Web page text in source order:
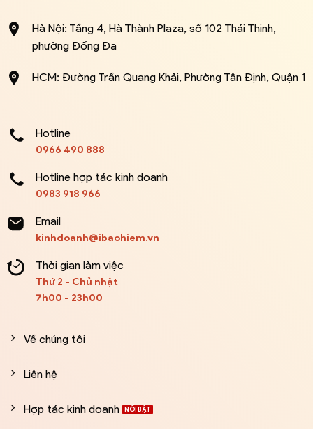
Hà Nội: Tầng 4, Hà Thành Plaza, số 102 Thái Thịnh,
phường Đống Đa
HCM: Đường Trần Quang Khải, Phường Tân Định, Quận 1
Hotline
0966 490 888
Hotline hợp tác kinh doanh
0983 918 966
Email
kinhdoanh@ibaohiem.vn
Thời gian làm việc
Thứ 2 - Chủ nhật
7h00 - 23h00
Về chúng tôi
Liên hệ
Hợp tác kinh doanh